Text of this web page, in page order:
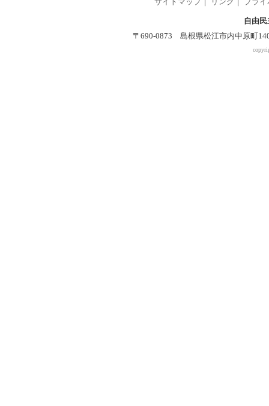
サイトマップ｜ リンク プラ
自由
〒690-0873 島根県松江市内中原町